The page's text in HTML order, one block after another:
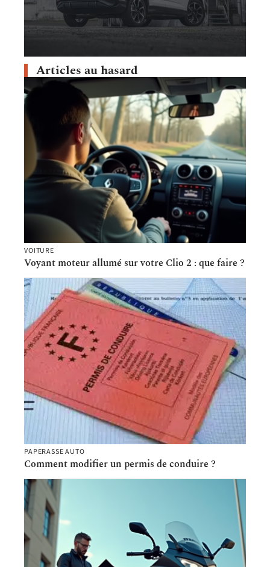
Articles au hasard
VOITURE
Voyant moteur allumé sur votre Clio 2 : que faire ?
PAPERASSE AUTO
Comment modifier un permis de conduire ?